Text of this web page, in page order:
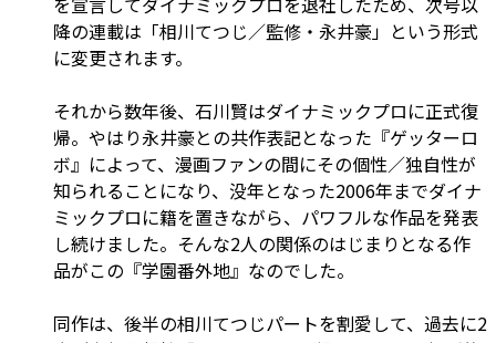
降の連載は「相川てつじ／監修・永井豪」という形式
に変更されます。
それから数年後、石川賢はダイナミックプロに正式復
帰。やはり永井豪との共作表記となった『ゲッターロ
ボ』によって、漫画ファンの間にその個性／独自性が
知られることになり、没年となった2006年までダイナ
ミックプロに籍を置きながら、パワフルな作品を発表
し続けました。そんな2人の関係のはじまりとなる作
品がこの『学園番外地』なのでした。
同作は、後半の相川てつじパートを割愛して、過去に2